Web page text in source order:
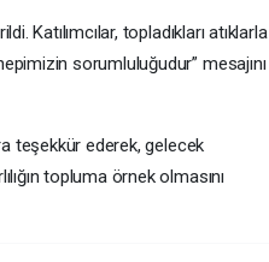
Katılımcılar, topladıkları atıklarla
sorumluluğudur” mesajını
teşekkür ederek, gelecek
topluma örnek olmasını